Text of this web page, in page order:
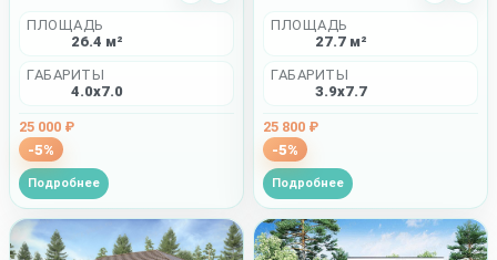
ПЛОЩАДЬ
26.4 м²
ГАБАРИТЫ
4.0x7.0
25 000 ₽
-5%
Подробнее
ПЛОЩАДЬ
27.7 м²
ГАБАРИТЫ
3.9x7.7
25 800 ₽
-5%
Подробнее